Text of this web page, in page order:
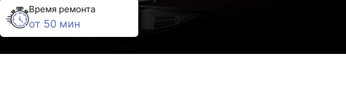
Время ремонта
от 50 мин